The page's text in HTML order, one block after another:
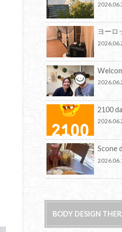
ヨーロ
2100
Scone
BODY DESIGN